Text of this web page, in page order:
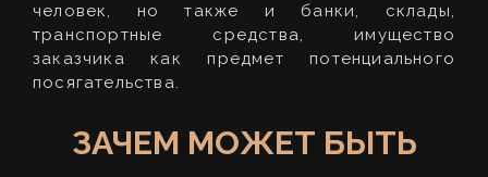
человек, но также и банки, склады,
транспортные средства, имущество
заказчика как предмет потенциального
посягательства.
ЗАЧЕМ МОЖЕТ БЫТЬ